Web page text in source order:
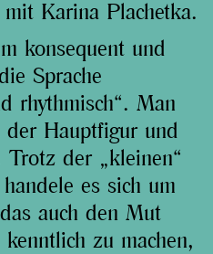
Karina Plachetka.
konsequent und
Sprache
rhythmisch“. Man
Hauptfigur und
Trotz der „kleinen“
es sich um
auch den Mut
zu machen,